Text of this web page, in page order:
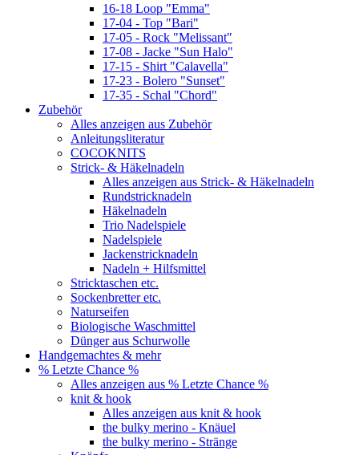
16-18 Loop "Emma"
17-04 - Top "Bari"
17-05 - Rock "Melissant"
17-08 - Jacke "Sun Halo"
17-15 - Shirt "Calavella"
17-23 - Bolero "Sunset"
17-35 - Schal "Chord"
Zubehör
Alles anzeigen aus Zubehör
Anleitungsliteratur
COCOKNITS
Strick- & Häkelnadeln
Alles anzeigen aus Strick- & Häkelnadeln
Rundstricknadeln
Häkelnadeln
Trio Nadelspiele
Nadelspiele
Jackenstricknadeln
Nadeln + Hilfsmittel
Stricktaschen etc.
Sockenbretter etc.
Naturseifen
Biologische Waschmittel
Dünger aus Schurwolle
Handgemachtes & mehr
% Letzte Chance %
Alles anzeigen aus % Letzte Chance %
knit & hook
Alles anzeigen aus knit & hook
the bulky merino - Knäuel
the bulky merino - Stränge